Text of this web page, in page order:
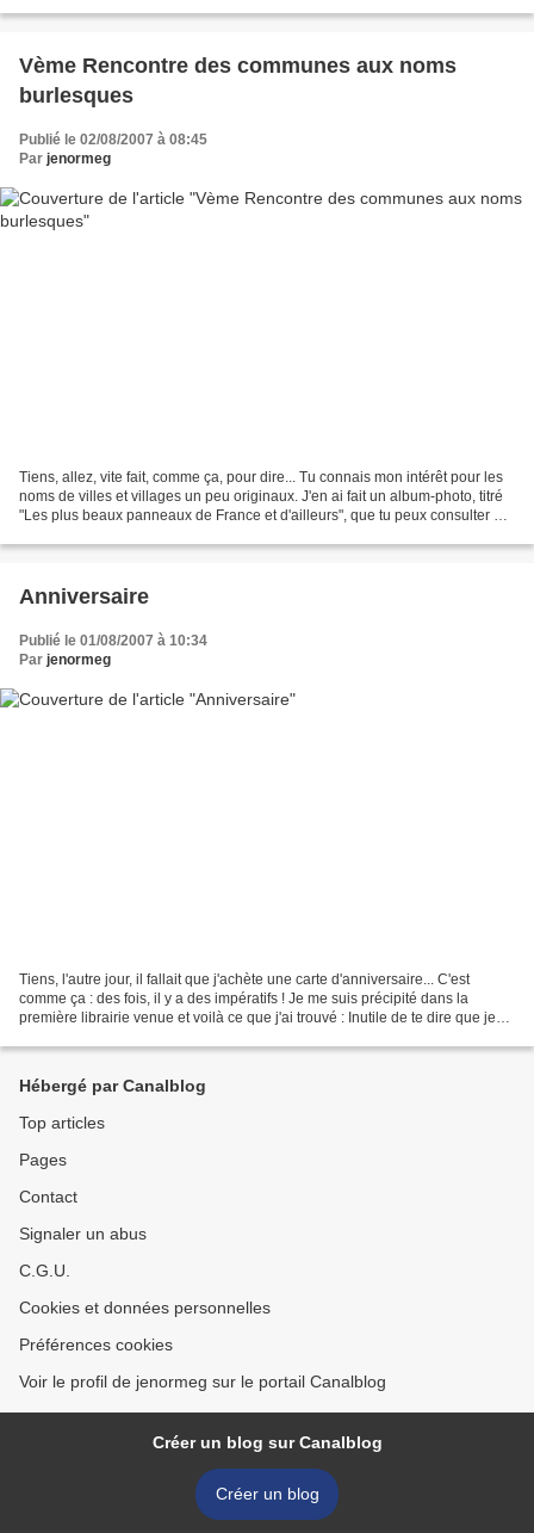
Vème Rencontre des communes aux noms
burlesques
Publié le 02/08/2007 à 08:45
Par jenormeg
Tiens, allez, vite fait, comme ça, pour dire... Tu connais mon intérêt pour les
noms de villes et villages un peu originaux. J'en ai fait un album-photo, titré
"Les plus beaux panneaux de France et d'ailleurs", que tu peux consulter en
Anniversaire
Publié le 01/08/2007 à 10:34
Par jenormeg
Tiens, l'autre jour, il fallait que j'achète une carte d'anniversaire... C'est
comme ça : des fois, il y a des impératifs ! Je me suis précipité dans la
première librairie venue et voilà ce que j'ai trouvé : Inutile de te dire que je
Hébergé par Canalblog
Top articles
Pages
Contact
Signaler un abus
C.G.U.
Cookies et données personnelles
Préférences cookies
Voir le profil de jenormeg sur le portail Canalblog
Créer un blog sur Canalblog
Créer un blog